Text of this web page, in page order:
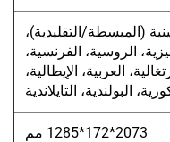
(المبسطة/التقليدية)،
الروسية، الفرنسية،
العربية، الإيطالية،
البولندية، التايلاندية
2073*172*1285 مم